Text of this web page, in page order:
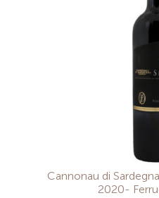
Cannonau di
2020-